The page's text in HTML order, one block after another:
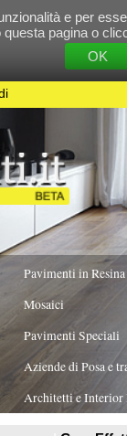
essere sicuri che tu
o cliccando
Cookie
Resina
Speciali
Posa e trattamento Pavimenti
Interior Design
Effetto Legno